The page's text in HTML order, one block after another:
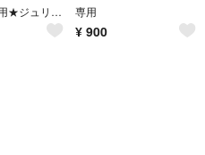
★みき様専用★ジュリエット キキ クレール伊藤千晃❣ 専用
¥ 900